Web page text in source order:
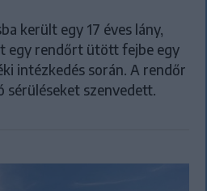
került egy 17 éves lány,
egy rendőrt ütött fejbe egy
intézkedés során. A rendőr
sérüléseket szenvedett.